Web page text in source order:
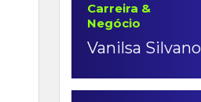
Carreira &
Negócio
Vanilsa Silvano